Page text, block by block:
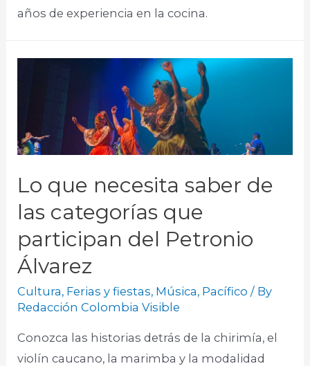
años de experiencia en la cocina.
Lo que necesita saber de
las categorías que
participan del Petronio
Álvarez
Cultura, Ferias y fiestas, Música, Pacífico / By
Redacción Colombia Visible
Conozca las historias detrás de la chirimía, el
violín caucano, la marimba y la modalidad